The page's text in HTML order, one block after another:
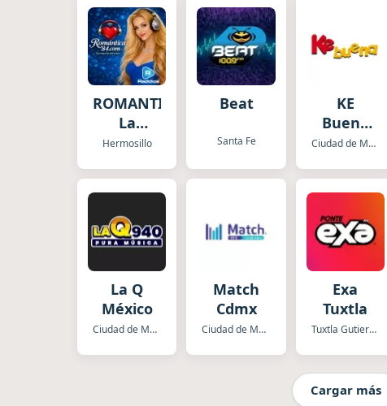
ROMANTICA84COM
La
estación
Hermosillo
Beat
Santa Fe
KE
Buena
Cdmx Ciudad de Mexico
La Q
México
Ciudad de Mexico
Match
Cdmx
Ciudad de Mexico
Exa
Tuxtla
Tuxtla Gutierrez
Cargar más